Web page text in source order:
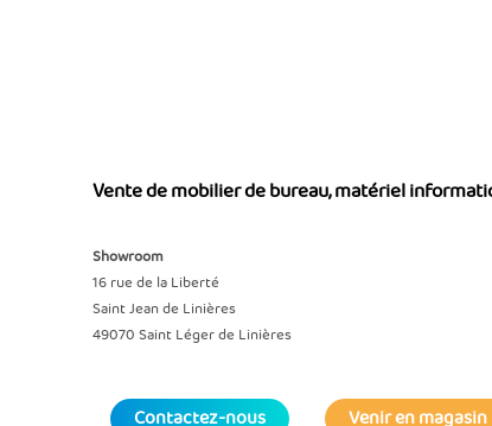
Vente de mobilier de bureau, matériel
Showroom
16 rue de la Liberté
Saint Jean de Linières
49070 Saint Léger de Linières
Contactez-nous Venir en magasin